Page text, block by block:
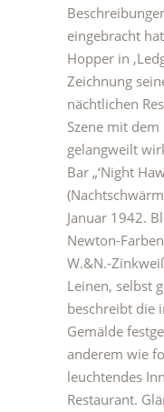
eingebracht
Hopper in
Zeichnung
nächtlichen
Szene mit
gelangweilt
Bar „‘Night
Januar 1942.
Newton-
W.&N.-
Leinen, selbst
beschreibt die
Gemälde
anderem wie
leuchtendes
Restaurant.